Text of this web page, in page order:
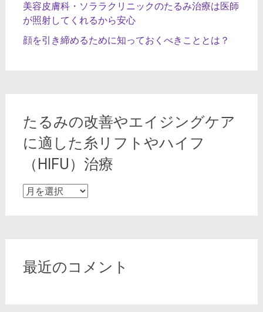
美容皮膚科・ソララクリニックのたるみ治療は医師
が照射してくれるから安心
顔を引き締めるために知っておくべきこととは？
たるみの改善やエイジングケア
に適した糸リフトやハイフ
（HIFU）治療
た
善
や
最近のコメント